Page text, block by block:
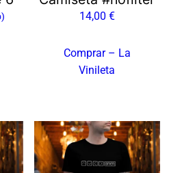
14,00 €
Comprar – La
Vinileta